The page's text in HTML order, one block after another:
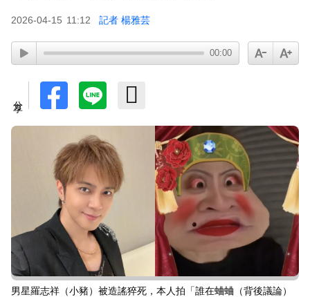
2026-04-15 11:12 記者 楊雅芸
00:00
男星羅志祥（小豬）被造謠猝死，本人拍「誰在蛐蛐（背後議論）